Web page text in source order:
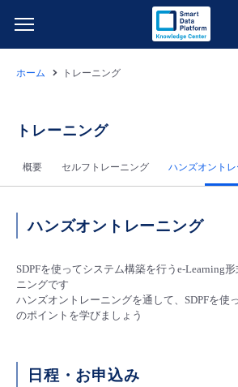
サービス一覧
データ利活用
クラウド/サーバー
ネットワーク
IoT
モニタリング/監査
よくある質問
データ利活用
クラウド/サーバー
ネットワーク
IoT
料金情報
料金シミュレーター
データ利活用
クラウド/サーバー
ご利用開始ガイド
■ 管理機能
- 管理機能
■ セットアップガイド
ユースケース
- バックアップ
故障/メンテナンス情報
ホーム トレーニング
トレーニング
概要 セルフトレーニング ハンズオント
ハンズオントレーニング
SDPFを使ってシステム構築を行うe-Learning
ニングです
ハンズオントレーニングを通して、SDPFを使
のポイントを学びましょう
日程・お申込み